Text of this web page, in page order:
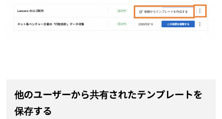
他のユーザーから共有されたテンプレートを
保存する